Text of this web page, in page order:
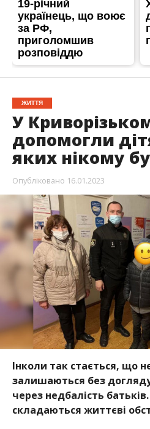
ЖИТТЯ
У
допомогли
яких нікому
Опубліковано 16.01.2023
Інколи так стається, що
залишаються без
через недбалість
складаються життєві